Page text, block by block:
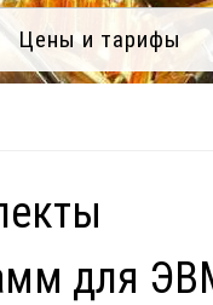
Цены и тарифы
для